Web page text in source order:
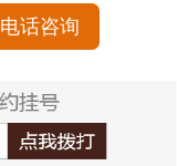
电话咨询